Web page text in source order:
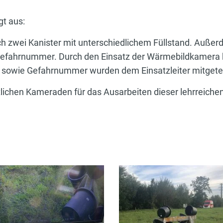
aus:
zwei Kanister mit unterschiedlichem Füllstand.
Durch den Einsatz der
Gefahrnummer wurden dem Einsatzleiter
Kameraden für das Ausarbeiten dieser